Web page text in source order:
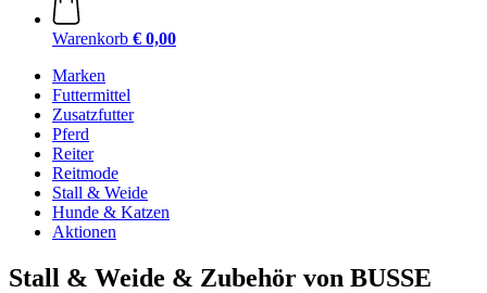
Warenkorb € 0,00
Marken
Futtermittel
Zusatzfutter
Pferd
Reiter
Reitmode
Stall & Weide
Hunde & Katzen
Aktionen
Stall & Weide & Zubehör von BUSSE